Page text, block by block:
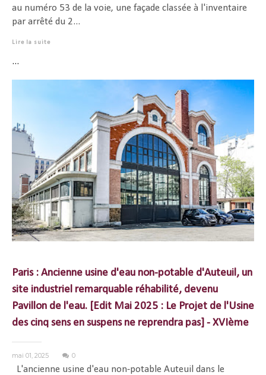
au numéro 53 de la voie, une façade classée à l'inventaire
par arrêté du 2...
Lire la suite
...
Paris : Ancienne usine d'eau non-potable d'Auteuil, un
site industriel remarquable réhabilité, devenu
Pavillon de l'eau. [Edit Mai 2025 : Le Projet de l'Usine
des cinq sens en suspens ne reprendra pas] - XVIème
mai 01, 2025 0
L'ancienne usine d'eau non-potable Auteuil dans le